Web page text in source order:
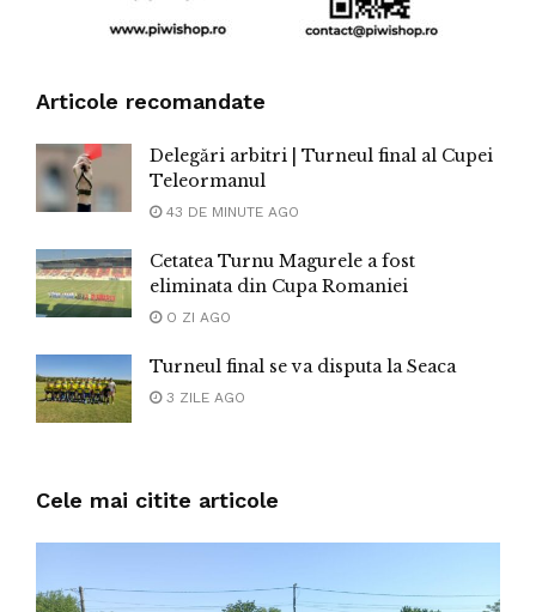
Articole recomandate
Delegări arbitri | Turneul final al Cupei
Teleormanul
43 DE MINUTE AGO
Cetatea Turnu Magurele a fost
eliminata din Cupa Romaniei
O ZI AGO
Turneul final se va disputa la Seaca
3 ZILE AGO
Cele mai citite articole